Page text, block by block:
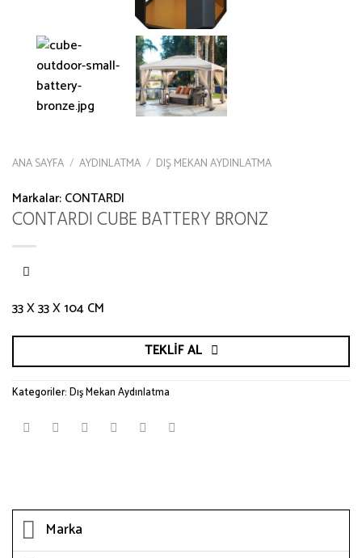
ANA SAYFA / AYDINLATMA / DIŞ MEKAN AYDINLATMA
Markalar:CONTARDI
CONTARDI CUBE BATTERY BRONZ
33 X 33 X 104 CM
TEKLIF AL
Kategoriler:Dış Mekan Aydınlatma
Marka